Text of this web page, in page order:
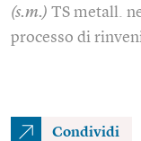
(s.m.) TS metall.
processo di
Condividi